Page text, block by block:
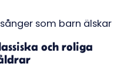
och roliga